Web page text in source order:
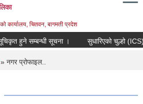
कार्यालय, चितवन, बागमती प्रदेश
हुने सम्बन्धी सूचना । सुधारिएको चुल्हो (ICS)
» नगर प्रोफाइल..